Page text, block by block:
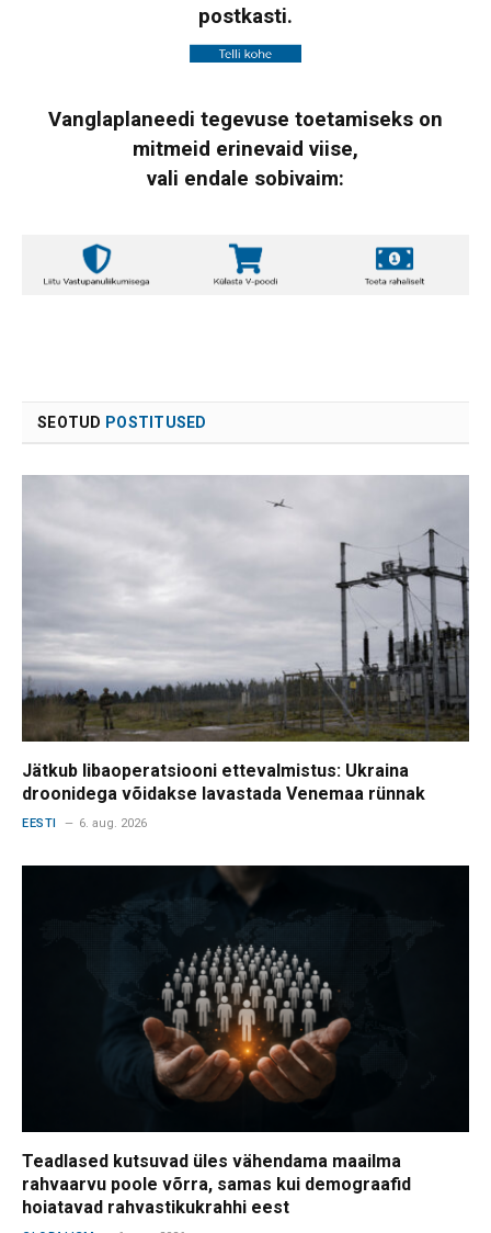
postkasti.
Vanglaplaneedi tegevuse toetamiseks on
mitmeid erinevaid viise,
vali endale sobivaim:
SEOTUD POSTITUSED
Jätkub libaoperatsiooni ettevalmistus: Ukraina
droonidega võidakse lavastada Venemaa rünnak
EESTI 6. aug. 2026
Teadlased kutsuvad üles vähendama maailma
rahvaarvu poole võrra, samas kui demograafid
hoiatavad rahvastikukrahhi eest